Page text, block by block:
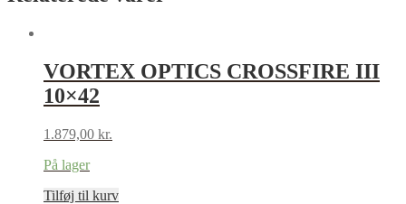
VORTEX OPTICS CROSSFIRE III
10×42
1.879,00 kr.
På lager
Tilføj til kurv